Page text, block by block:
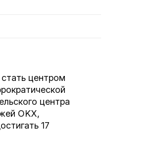
центром
центра
OKX,
17